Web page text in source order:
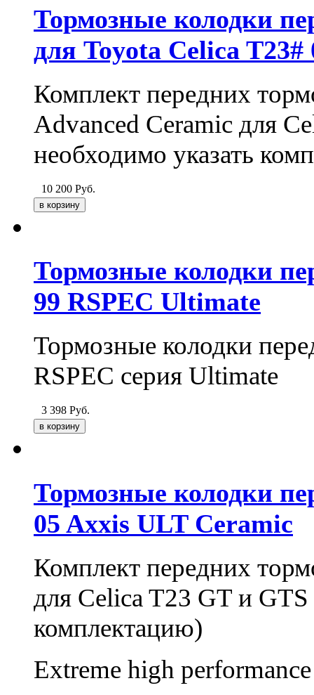
Тормозные колодки
для Toyota Celica T23#
Комплект передних
Advanced Ceramic для
необходимо указать
10 200 Руб.
Тормозные колодки
99 RSPEC Ultimate
Тормозные колодки
RSPEC серия Ultimate
3 398 Руб.
Тормозные колодки
05 Axxis ULT Ceramic
Комплект передних
для Celica T23 GT и GTS
комплектацию)
Extreme high performance